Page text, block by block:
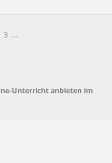
3 ...
Unterricht anbieten im